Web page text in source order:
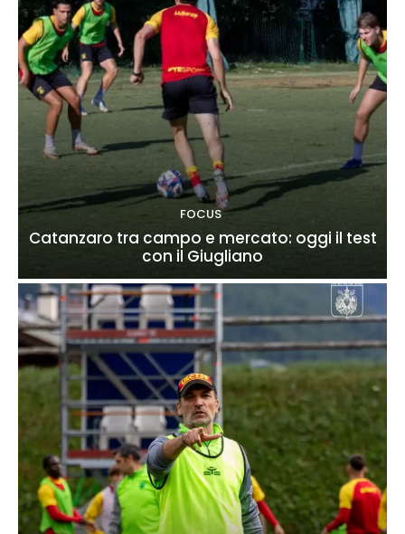
FOCUS
Catanzaro tra campo e mercato: oggi il test
con il Giugliano